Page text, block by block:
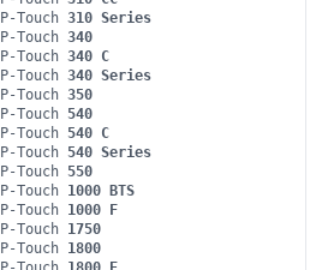
P-Touch 310 Series
P-Touch 340
P-Touch 340 C
P-Touch 340 Series
P-Touch 350
P-Touch 540
P-Touch 540 C
P-Touch 540 Series
P-Touch 550
P-Touch 1000 BTS
P-Touch 1000 F
P-Touch 1750
P-Touch 1800